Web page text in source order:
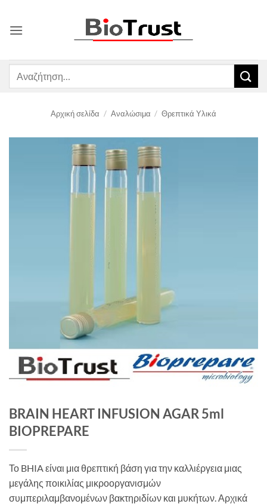
περιεχόμενο
Αναζήτηση
Αρχική σελίδα / Αναλώσιμα / Θρεπτικά Υλικά
BRAIN HEART INFUSION AGAR 5ml
BIOPREPARE
Το BHIA είναι μια θρεπτική βάση για την καλλιέργεια μιας
μεγάλης ποικιλίας μικροοργανισμών
συμπεριλαμβανομένων βακτηριδίων και μυκήτων. Αρχικά